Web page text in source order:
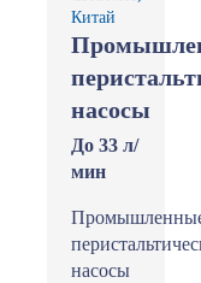
Китай
насосы
До 33 л/
мин
насосы